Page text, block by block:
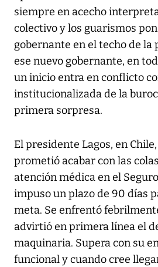
siempre en acecho
colectivo y los guarismos
gobernante en el techo de la
ese nuevo gobernante, en
un inicio entra en conflicto
institucionalizada de la
primera sorpresa.
El presidente Lagos, en
prometió acabar con las
atención médica en el
impuso un plazo de 90 días
meta. Se enfrentó
advirtió en primera línea el
maquinaria. Supera con su
funcional y cuando cree